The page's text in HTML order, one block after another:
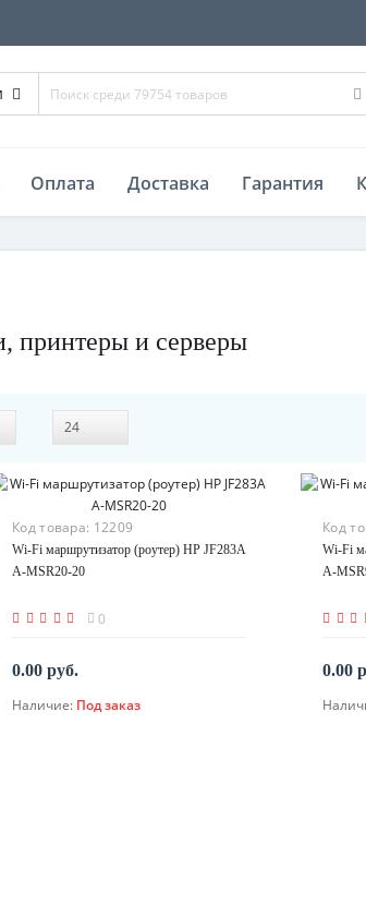
Оплата Доставка Гарантия
принтеры и серверы
Код товара: 12209
Wi-Fi маршрутизатор (роутер) HP JF283A
A-MSR20-20
0
0.00 руб.
По запросу
Наличие: Под заказ
Код
Wi-Fi
A-
0.00